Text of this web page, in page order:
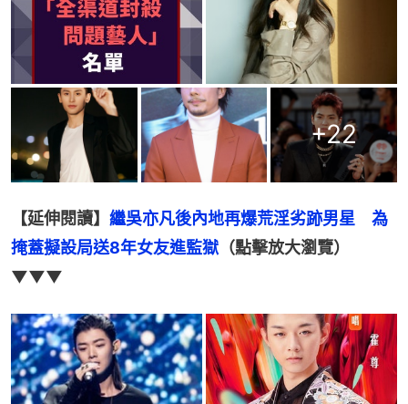
+22
【延伸閱讀】 繼吳亦凡後內地再爆荒淫劣跡男星　為
掩蓋擬設局送8年女友進監獄 （點擊放大瀏覽）
▼▼▼